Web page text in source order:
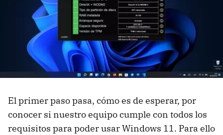
El primer paso pasa, cómo es de esperar, por
conocer si nuestro equipo cumple con todos los
requisitos para poder usar Windows 11. Para ello